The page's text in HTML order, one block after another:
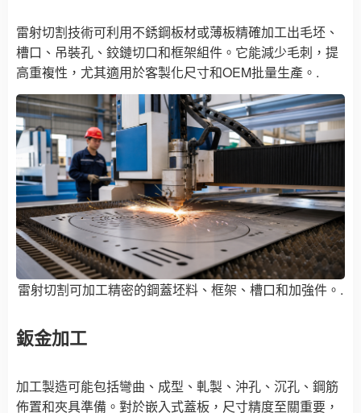
雷射切割技術可利用不銹鋼板材或薄板精確加工出毛坯、
槽口、吊裝孔、鉸鏈切口和框架組件。它能減少毛刺，提
高重複性，尤其適用於客製化尺寸和OEM批量生產。.
雷射切割可加工精密的鋼蓋坯料、框架、槽口和加強件。.
鈑金加工
加工製造可能包括彎曲、成型、軋製、沖孔、沉孔、鋼筋
佈置和夾具準備。對於嵌入式蓋板，尺寸精度至關重要，